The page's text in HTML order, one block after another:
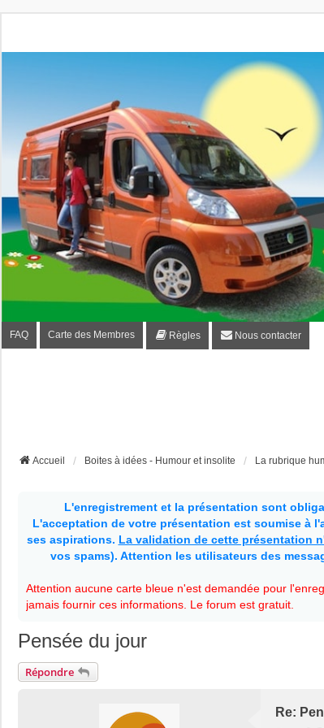
Fourgon-
Forum de conseils et d'entraide des utilisateurs de
FAQ Carte des Membres Règles Nous contacter
Accueil Boites à idées - Humour et insolite La rubrique
L'enregistrement et la présentation sont
L'acceptation de votre présentation est soumise à
ses aspirations. La validation de cette présentation
vos spams). Attention les utilisateurs des
Attention aucune carte bleue n'est demandée pour
jamais fournir ces informations. Le forum est gratuit.
Pensée du jour
Répondre
Re: